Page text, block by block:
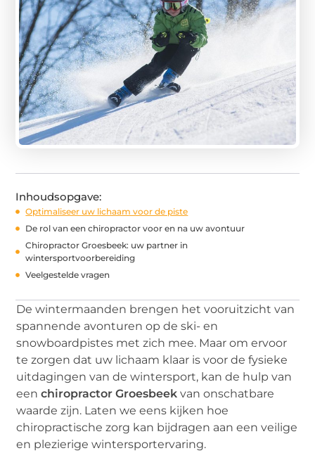
Inhoudsopgave:
Optimaliseer uw lichaam voor de piste
De rol van een chiropractor voor en na uw avontuur
Chiropractor Groesbeek: uw partner in
wintersportvoorbereiding
Veelgestelde vragen
De wintermaanden brengen het vooruitzicht van
spannende avonturen op de ski- en
snowboardpistes met zich mee. Maar om ervoor
te zorgen dat uw lichaam klaar is voor de fysieke
uitdagingen van de wintersport, kan de hulp van
eenchiropractor Groesbeekvan onschatbare
waarde zijn. Laten we eens kijken hoe
chiropractische zorg kan bijdragen aan een veilige
en plezierige wintersportervaring.